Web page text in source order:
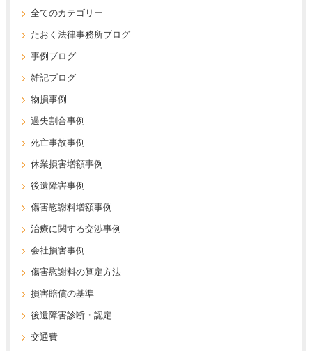
全てのカテゴリー
たおく法律事務所ブログ
事例ブログ
雑記ブログ
物損事例
過失割合事例
死亡事故事例
休業損害増額事例
後遺障害事例
傷害慰謝料増額事例
治療に関する交渉事例
会社損害事例
傷害慰謝料の算定方法
損害賠償の基準
後遺障害診断・認定
交通費